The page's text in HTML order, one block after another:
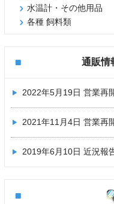
水温計・その他用品
各種 飼料類
通販情
2022年5月19日 営業再
2021年11月4日 営業再
2019年6月10日 近況報